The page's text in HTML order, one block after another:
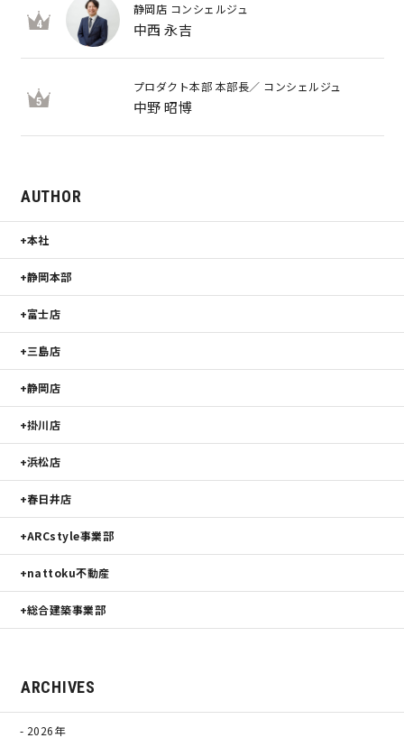
4
静岡店 コンシェルジュ
中西 永吉
5
プロダクト本部 本部長／ コンシェルジュ
中野 昭博
AUTHOR
本社
静岡本部
富士店
三島店
静岡店
掛川店
浜松店
春日井店
ARCstyle事業部
nattoku不動産
総合建築事業部
ARCHIVES
2026年